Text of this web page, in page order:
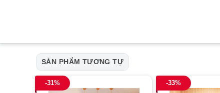
SẢN PHẨM TƯƠNG TỰ
-31% -33%